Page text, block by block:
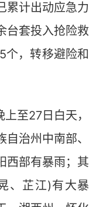
计出动应急力
台套投入抢险救
个，转移避险和
至27日白天，
治州中南部、
西部有暴雨；其
、芷江)有大暴